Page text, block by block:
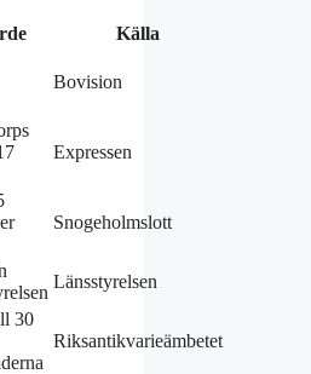
Källa
Bovision
Expressen
Snogeholmslott
Länsstyrelsen
30
Riksantikvarieämbetet